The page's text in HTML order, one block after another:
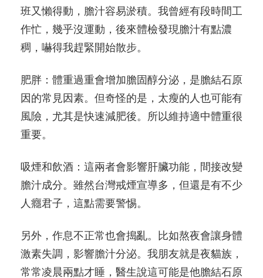
班又懶得動，膽汁容易淤積。我曾經有段時間工
作忙，幾乎沒運動，後來體檢發現膽汁有點濃
稠，嚇得我趕緊開始散步。
肥胖：體重過重會增加膽固醇分泌，是膽結石原
因的常見因素。但奇怪的是，太瘦的人也可能有
風險，尤其是快速減肥後。所以維持適中體重很
重要。
吸煙和飲酒：這兩者會影響肝臟功能，間接改變
膽汁成分。雖然台灣戒煙宣導多，但還是有不少
人癮君子，這點需要警惕。
另外，作息不正常也會搗亂。比如熬夜會讓身體
激素失調，影響膽汁分泌。我朋友就是夜貓族，
常常凌晨兩點才睡，醫生說這可能是他膽結石原